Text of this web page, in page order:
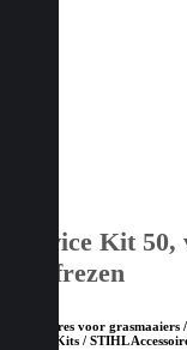
Service Kit
tuinfrezen
Accessoires voor
Service Kits / STIHL